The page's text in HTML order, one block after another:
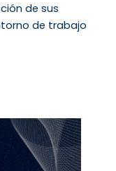
de sus
de trabajo